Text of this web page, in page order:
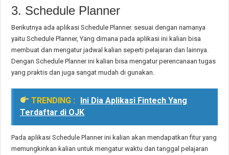
3. Schedule Planner
Berikutnya ada aplikasi Schedule Planner. sesuai dengan namanya
yaitu Schedule Planner, Yang dimana pada aplikasi ini kalian bisa
membuat dan mengatur jadwal kalian seperti pelajaran dan lainnya.
Dengan Schedule Planner ini kalian bisa mengatur perencanaan tugas
yang praktis dan juga sangat mudah di gunakan.
TRENDING :
Ini Dia Aplikasi Fintech Yang
Terdaftar di OJK
Pada aplikasi Schedule Planner ini kalian akan mendapatkan fitur yang
memungkinkan kalian untuk mengatur waktu dan tanggal pelajaran